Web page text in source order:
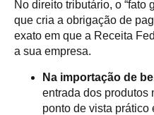
No direito tributário, o “fato
que cria a obrigação de
exato em que a Receita
a sua empresa.
Na importação de
entrada dos produtos
ponto de vista prático